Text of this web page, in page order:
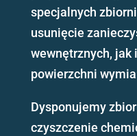
specjalnych
usunięcie
wewnętrznych, jak
powierzchni
Dysponujemy
czyszczenie